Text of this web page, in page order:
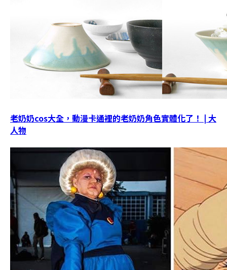
老奶奶cos大全，動漫卡通裡的老奶奶角色實體化了！ | 大
人物